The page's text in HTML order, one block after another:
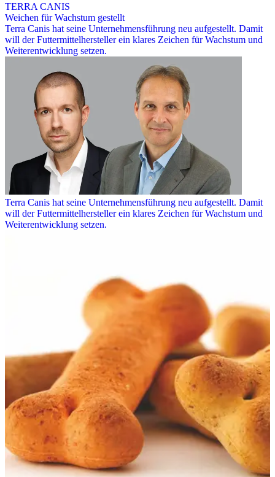
TERRA CANIS
Weichen für Wachstum gestellt
Terra Canis hat seine Unternehmensführung neu aufgestellt. Damit
will der Futtermittelhersteller ein klares Zeichen für Wachstum und
Weiterentwicklung setzen.
Terra Canis hat seine Unternehmensführung neu aufgestellt. Damit
will der Futtermittelhersteller ein klares Zeichen für Wachstum und
Weiterentwicklung setzen.